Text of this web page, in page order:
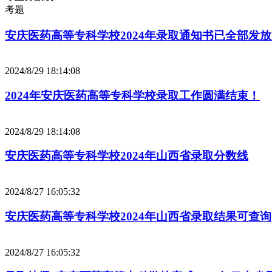
考题
安庆医药高等专科学校2024年录取通知书已全部发
2024/8/29 18:14:08
2024年安庆医药高等专科学校录取工作圆满结束！
2024/8/29 18:14:08
安庆医药高等专科学校2024年山西省录取分数线
2024/8/27 16:05:32
安庆医药高等专科学校2024年山西省录取结果可查询
2024/8/27 16:05:32